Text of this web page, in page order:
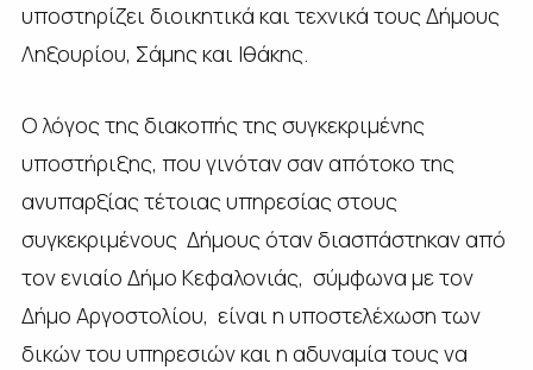
υποστηρίζει διοικητικά και τεχνικά τους Δήμους
Ληξουρίου, Σάμης και Ιθάκης.
Ο λόγος της διακοπής της συγκεκριμένης
υποστήριξης, που γινόταν σαν απότοκο της
ανυπαρξίας τέτοιας υπηρεσίας στους
συγκεκριμένους Δήμους όταν διασπάστηκαν από
τον ενιαίο Δήμο Κεφαλονιάς, σύμφωνα με τον
Δήμο Αργοστολίου, είναι η υποστελέχωση των
δικών του υπηρεσιών και η αδυναμία τους να